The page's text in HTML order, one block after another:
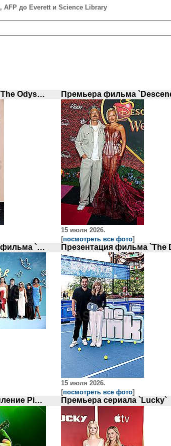
AFP до Everett и Science Library
Премьера фильма `The Odyssey`в Нью-Йорке
15 июля 2026.
[посмотреть все фото]
Мировая премьера фильма `Heartstopper Forever` в Лондоне
15 июля 2026.
[посмотреть все фото]
Концертное выступление Pixies Премьера сериала `Lucky`